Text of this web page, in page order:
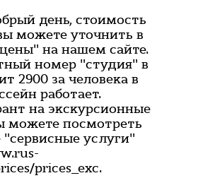
день, стоимость
можете уточнить в
на нашем сайте.
номер "студия" в
2900 за человека в
работает.
на экскурсионные
можете посмотреть
"сервисные услуги"
prices_exc.